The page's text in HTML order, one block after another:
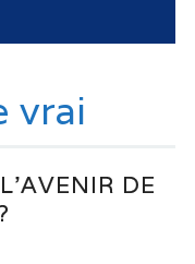
vrai
DE